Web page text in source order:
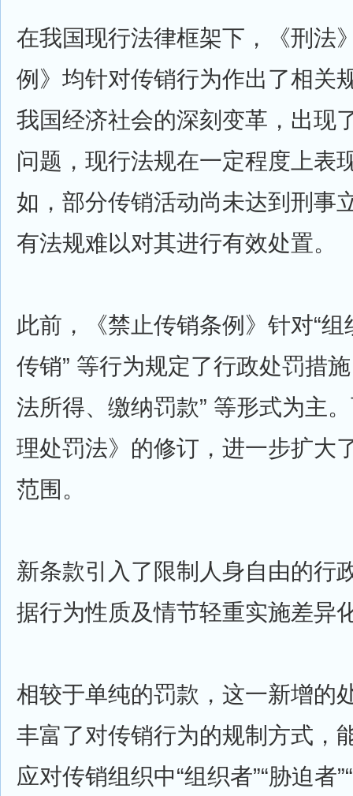
在我国现行法律框架下，《刑法
例》均针对传销行为作出了相关
我国经济社会的深刻变革，出现
问题，现行法规在一定程度上表
如，部分传销活动尚未达到刑事
有法规难以对其进行有效处置。
此前，《禁止传销条例》针对“组
传销” 等行为规定了行政处罚措
法所得、缴纳罚款” 等形式为主
理处罚法》的修订，进一步扩大
范围。
新条款引入了限制人身自由的行
据行为性质及情节轻重实施差异
相较于单纯的罚款，这一新增的
丰富了对传销行为的规制方式，
应对传销组织中“组织者”“胁迫者